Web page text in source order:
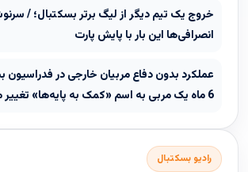
خروج یک تیم دیگر از لیگ برتر بسکتبال؛ /
انصرافی‌ها این بار با پایش پارت
عملکرد بدون دفاع مربیان خارجی در فدراسیون
6 ماه یک مربی به اسم «کمک به پایه‌ها» تغییر می‌کند؟
رادیو بسکتبال